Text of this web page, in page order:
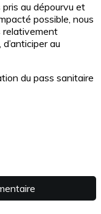
au dépourvu et
possible, nous
relativement
au
du pass sanitaire